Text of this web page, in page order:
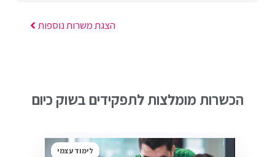
הצגת משרות נוספות
הכשרות מומלצות לתפקידים בשוק כיום
לימוד עצמי